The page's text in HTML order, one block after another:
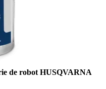
de robot HUSQVARNA